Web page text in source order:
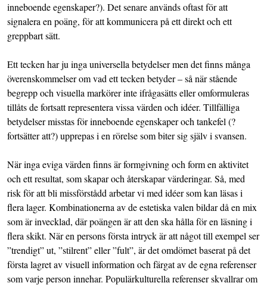
inneboende egenskaper?). Det senare används oftast för att
signalera en poäng, för att kommunicera på ett direkt och ett
greppbart sätt.
Ett tecken har ju inga universella betydelser men det finns många
överenskommelser om vad ett tecken betyder – så när stående
begrepp och visuella markörer inte ifrågasätts eller omformuleras
tillåts de fortsatt representera vissa värden och idéer. Tillfälliga
betydelser misstas för inneboende egenskaper och tankefel (?
fortsätter att?) upprepas i en rörelse som biter sig själv i svansen.
När inga eviga värden finns är formgivning och form en aktivitet
och ett resultat, som skapar och återskapar värderingar. Så, med
risk för att bli missförstådd arbetar vi med idéer som kan läsas i
flera lager. Kombinationerna av de estetiska valen bildar då en mix
som är invecklad, där poängen är att den ska hålla för en läsning i
flera skikt. När en persons första intryck är att något till exempel ser
”trendigt” ut, ”stilrent” eller ”fult”, är det omdömet baserat på det
första lagret av visuell information och färgat av de egna referenser
som varje person innehar. Populärkulturella referenser skvallrar om